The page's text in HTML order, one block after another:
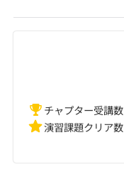
チャプター受講数
演習課題クリア数